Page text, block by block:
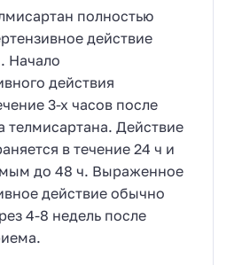
полностью
действие
Начало
действия
3-х часов после
телмисартана. Действие
в течение 24 ч и
до 48 ч. Выраженное
действие обычно
4-8 недель после